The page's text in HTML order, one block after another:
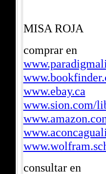
MISA ROJA
comprar en
www.ebay.ca
www.sion.com/
consultar en